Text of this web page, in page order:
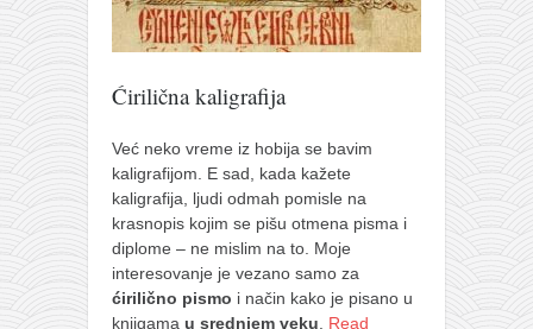
Ćirilična kaligrafija
Već neko vreme iz hobija se bavim
kaligrafijom. E sad, kada kažete
kaligrafija, ljudi odmah pomisle na
krasnopis kojim se pišu otmena pisma i
diplome – ne mislim na to. Moje
interesovanje je vezano samo za
ćirilično pismo i način kako je pisano u
knjigama u srednjem veku Read